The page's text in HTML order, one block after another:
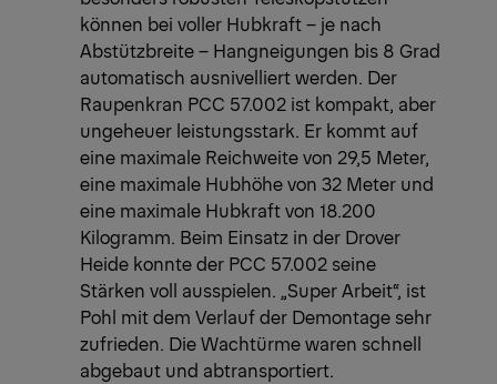
können bei voller Hubkraft – je nach
Abstützbreite – Hangneigungen bis 8 Grad
automatisch ausnivelliert werden. Der
Raupenkran PCC 57.002 ist kompakt, aber
ungeheuer leistungsstark. Er kommt auf
eine maximale Reichweite von 29,5 Meter,
eine maximale Hubhöhe von 32 Meter und
eine maximale Hubkraft von 18.200
Kilogramm. Beim Einsatz in der Drover
Heide konnte der PCC 57.002 seine
Stärken voll ausspielen. „Super Arbeit“, ist
Pohl mit dem Verlauf der Demontage sehr
zufrieden. Die Wachtürme waren schnell
abgebaut und abtransportiert.